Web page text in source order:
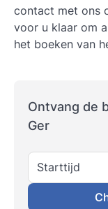
contact met ons
voor u klaar om
het boeken van
Ontvang de
Ger
Starttijd